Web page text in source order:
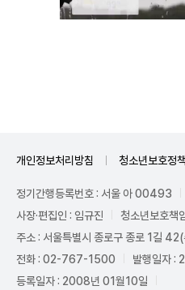
개인정보처리방침 청소년보호정책
정기간행등록번호 : 서울 아 00493
사장·편집인 : 임규진
청소년보호책
주소 : 서울특별시 종로구 종로 1길
전화 : 02-767-1500
발행일자 :
등록일자 : 2008년 01월10일